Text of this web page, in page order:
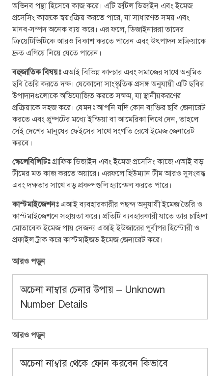
অভিনব পন্থা হিসেবে কাজ করে। এটি জটিল ডিজাইন এবং ইমেজ
প্রসেসিং কাজকে স্বয়ংক্রিয় করতে পারে, যা সাধারণত সময় এবং
মানব-সম্পদ অনেক ব্যয় করে। এর ফলে, ডিজাইনাররা তাদের
ক্রিয়েটিভিটিকে আরও বিকাশ করতে পারেন এবং উৎপাদন প্রক্রিয়াকে
দ্রুত এগিয়ে নিয়ে যেতে পারেন।
বহুজাতিক বিষয়ঃএআই বিভিন্ন কাল্চার এবং সমাজের সাথে অনুমিত
ছবি তৈরি করতে দক্ষ। যেকোনো সাংস্কৃতিক প্রসঙ্গ অনুযায়ী এটি ছবির
উপাদানগুলোকে অভিযোজিত করতে সক্ষম, যা স্থানীয়করণের
প্রক্রিয়াকে সহজ করে। যেমনঃ আপনি যদি কোন ব্যক্তির ছবি জেনারেট
করতে এবং প্রুম্পটের মধ্যে ইন্ডিয়া বা আমেরিকা লিখে দেন, তাহলে
সেই দেশের মানুষের ফেইসের সাথে সংগতি রেখে ইমেজ জেনারেট
করবে।
স্কেলেবিলিটিঃগ্রাফিক ডিজাইন এবং ইমেজ প্রসেসিং কাজে এআই বড়
টীমের মত কাজ করতে অয়ারে। এরফলে হিউম্যান টীম আরও সুসংবদ্ধ
এবং দক্ষতার সাথে বড় প্রকল্পগুলি হ্যান্ডেল করতে পারে।
কাস্টমাইজেশনঃএআই ব্যবহারকারীর পছন্দ অনুযাযী ইমেজ তৈরি ও
কাস্টমাইজেশনে সহায়তা করে। প্রতিটি ব্যবহারকারী যাতে তার চাহিদা
মোতাবেক ইমেজ পায় সেজন্য এআই ইউজারের পূর্বাপর হিস্টোরী ও
প্রফাইল ট্রাক করে কাস্টমাইজড ইমেজ জেনারেট করে।
আরও পড়ুন
অচেনা নাম্বার চেনার উপায় – Unknown
Number Details
আরও পড়ুন
অচেনা নাম্বার থেকে ফোন করবেন কিভাবে